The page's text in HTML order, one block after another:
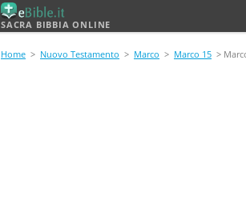
SACRA BIBBIA ONLINE
Home > Nuovo Testamento > Marco > Marco 15 >